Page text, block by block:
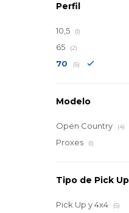
Perfil
10,5 (1)
65 (2)
70 (5)
Modelo
Open Country (4)
Proxes (1)
Tipo de Pick Up
Pick Up y 4x4 (5)